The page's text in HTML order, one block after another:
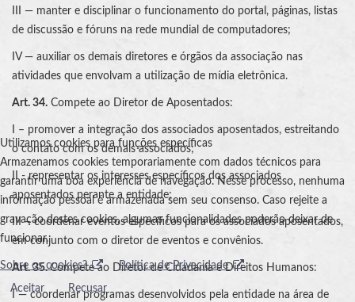
III — manter e disciplinar o funcionamento do portal, páginas, listas
de discussão e fóruns na rede mundial de computadores;
IV — auxiliar os demais diretores e órgãos da associação nas
atividades que envolvam a utilização de mídia eletrônica.
Art. 34. Compete ao Diretor de Aposentados:
I – promover a integração dos associados aposentados, estreitando
o contato com os demais associados;
II - representar os interesses específicos dos associados
aposentados perante a entidade;
III – coordenar eventos específicos para os associados aposentados,
em conjunto com o diretor de eventos e convênios.
Art. 35.Compete ao Diretor de Cidadania e Direitos Humanos:
I — coordenar programas desenvolvidos pela entidade na área de
Utilizamos cookies para funções específicas
Armazenamos cookies temporariamente com dados técnicos para
garantir uma boa experiência de navegação. Nesse processo, nenhuma
informação pessoal é armazenada sem seu consenso. Caso rejeite a
gravação destes cookies, algumas funcionalidades poderão deixar de
funcionar.
Sobre os cookies? Política de Privacidade
Aceitar Recusar